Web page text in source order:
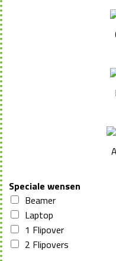
Speciale wensen
Beamer
Laptop
1 Flipover
2 Flipovers